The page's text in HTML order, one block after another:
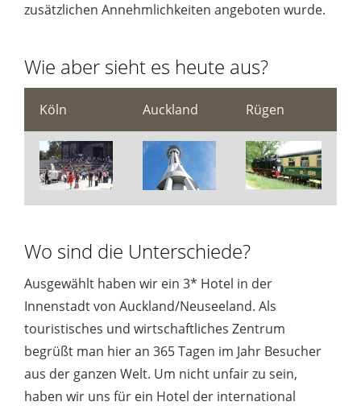
zusätzlichen Annehmlichkeiten angeboten wurde.
Wie aber sieht es heute aus?
Köln Auckland Rügen
Wo sind die Unterschiede?
Ausgewählt haben wir ein 3* Hotel in der
Innenstadt von Auckland/Neuseeland. Als
touristisches und wirtschaftliches Zentrum
begrüßt man hier an 365 Tagen im Jahr Besucher
aus der ganzen Welt. Um nicht unfair zu sein,
haben wir uns für ein Hotel der international